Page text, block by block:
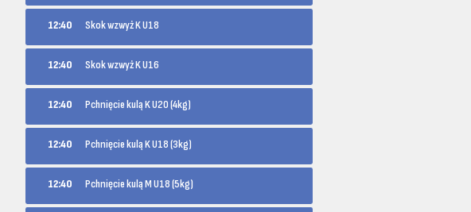
12:40 Skok wzwyż K U18
12:40 Skok wzwyż K U16
12:40 Pchnięcie kulą K U20 (4kg)
12:40 Pchnięcie kulą K U18 (3kg)
12:40 Pchnięcie kulą M U18 (5kg)